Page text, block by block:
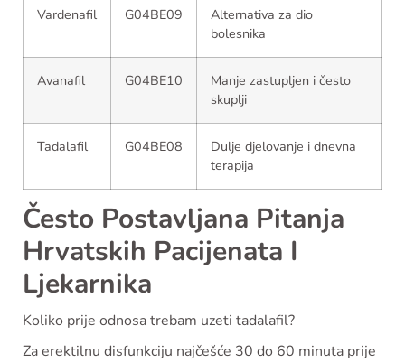
Vardenafil G04BE09
Alternativa za dio
bolesnika
Avanafil G04BE10
Manje zastupljen i često
skuplji
Tadalafil G04BE08
Dulje djelovanje i dnevna
terapija
Često Postavljana Pitanja
Hrvatskih Pacijenata I
Ljekarnika
Koliko prije odnosa trebam uzeti tadalafil?
Za erektilnu disfunkciju najčešće 30 do 60 minuta prije